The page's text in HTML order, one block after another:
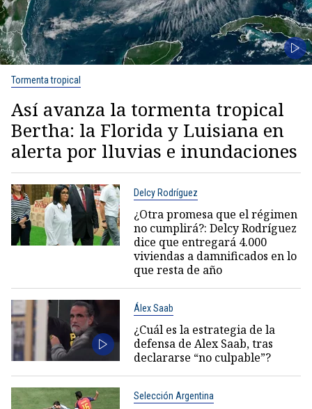
Tormenta tropical
Así avanza la tormenta tropical
Bertha: la Florida y Luisiana en
alerta por lluvias e inundaciones
Delcy Rodríguez
¿Otra promesa que el régimen
no cumplirá?: Delcy Rodríguez
dice que entregará 4.000
viviendas a damnificados en lo
que resta de año
Álex Saab
¿Cuál es la estrategia de la
defensa de Alex Saab, tras
declararse “no culpable”?
Selección Argentina